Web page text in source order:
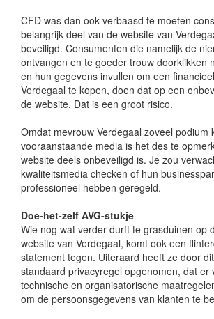
CFD was dan ook verbaasd te moeten
belangrijk deel van de website van
beveiligd. Consumenten die namelijk de
ontvangen en te goeder trouw doorklikken
en hun gegevens invullen om een
Verdegaal te kopen, doen dat op een
de website. Dat is een groot risico.
Omdat mevrouw Verdegaal zoveel podium
vooraanstaande media is het des te
website deels onbeveiligd is. Je zou
kwaliteitsmedia checken of hun
professioneel hebben geregeld.
Doe-het-zelf AVG-stukje
Wie nog wat verder durft te grasduinen op
website van Verdegaal, komt ook een
statement tegen. Uiteraard heeft ze door
standaard privacyregel opgenomen, dat er
technische en organisatorische
om de persoonsgegevens van klanten te